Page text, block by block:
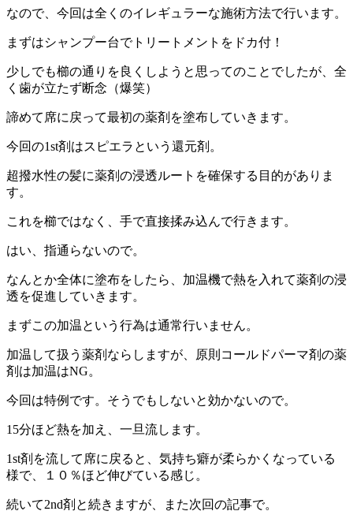
なので、今回は全くのイレギュラーな施術方法で行います。
まずはシャンプー台でトリートメントをドカ付！
少しでも櫛の通りを良くしようと思ってのことでしたが、全
く歯が立たず断念（爆笑）
諦めて席に戻って最初の薬剤を塗布していきます。
今回の1st剤はスピエラという還元剤。
超撥水性の髪に薬剤の浸透ルートを確保する目的がありま
す。
これを櫛ではなく、手で直接揉み込んで行きます。
はい、指通らないので。
なんとか全体に塗布をしたら、加温機で熱を入れて薬剤の浸
透を促進していきます。
まずこの加温という行為は通常行いません。
加温して扱う薬剤ならしますが、原則コールドパーマ剤の薬
剤は加温はNG。
今回は特例です。そうでもしないと効かないので。
15分ほど熱を加え、一旦流します。
1st剤を流して席に戻ると、気持ち癖が柔らかくなっている
様で、１０％ほど伸びている感じ。
続いて2nd剤と続きますが、また次回の記事で。